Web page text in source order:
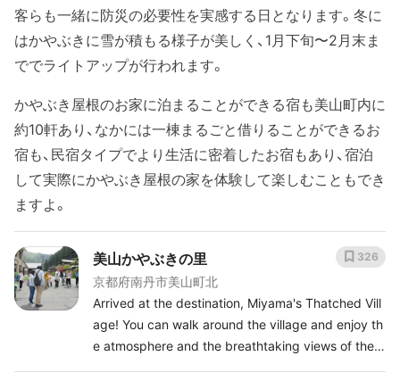
客らも一緒に防災の必要性を実感する日となります。冬に
はかやぶきに雪が積もる様子が美しく、1月下旬〜2月末ま
ででライトアップが行われます。
かやぶき屋根のお家に泊まることができる宿も美山町内に
約10軒あり、なかには一棟まるごと借りることができるお
宿も、民宿タイプでより生活に密着したお宿もあり、宿泊
して実際にかやぶき屋根の家を体験して楽しむこともでき
ますよ。
美山かやぶきの里
京都府南丹市美山町北
Arrived at the destination, Miyama's Thatched Vill
age! You can walk around the village and enjoy th
e atmosphere and the breathtaking views of the t
hatched roofs with a mountain backdrop. There a
326